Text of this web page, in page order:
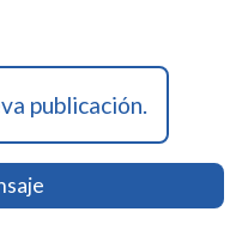
publicación.